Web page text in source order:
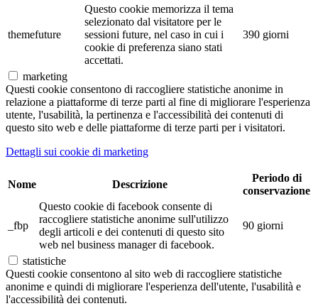
themefuture
Questo cookie memorizza il tema
selezionato dal visitatore per le
sessioni future, nel caso in cui i
cookie di preferenza siano stati
accettati.
390 giorni
marketing
Questi cookie consentono di raccogliere statistiche anonime in
relazione a piattaforme di terze parti al fine di migliorare l'esperienza
utente, l'usabilità, la pertinenza e l'accessibilità dei contenuti di
questo sito web e delle piattaforme di terze parti per i visitatori.
Dettagli sui cookie di marketing
Nome Descrizione
Periodo di
conservazione
_fbp
Questo cookie di facebook consente di
raccogliere statistiche anonime sull'utilizzo
degli articoli e dei contenuti di questo sito
web nel business manager di facebook.
90 giorni
statistiche
Questi cookie consentono al sito web di raccogliere statistiche
anonime e quindi di migliorare l'esperienza dell'utente, l'usabilità e
l'accessibilità dei contenuti.